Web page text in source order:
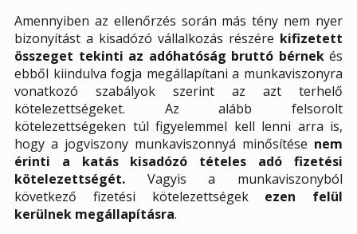
Amennyiben az ellenőrzés során más tény nem nyer
bizonyítást a kisadózó vállalkozás részére kifizetett
összeget tekinti az adóhatóság bruttó bérnekés
ebből kiindulva fogja megállapítani a munkaviszonyra
vonatkozó szabályok szerint az azt terhelő
kötelezettségeket. Az alább felsorolt
kötelezettségeken túl figyelemmel kell lenni arra is,
hogy a jogviszony munkaviszonnyá minősítése nem
érinti a katás kisadózó tételes adó fizetési
kötelezettségét. Vagyis a munkaviszonyból
következő fizetési kötelezettségek ezen felül
kerülnek megállapításra.